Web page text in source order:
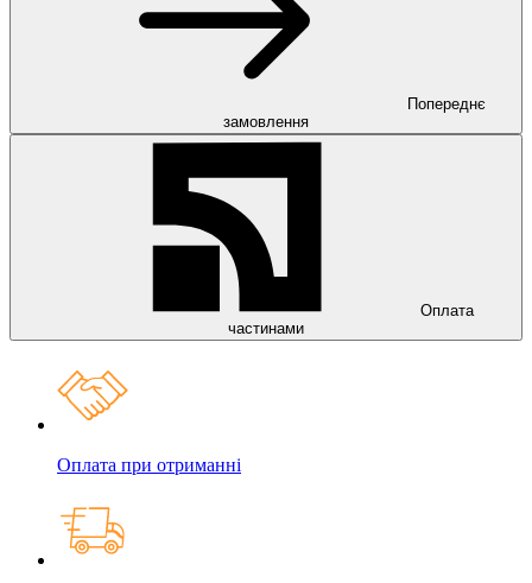
Попереднє
замовлення
Оплата
частинами
Оплата при отриманні